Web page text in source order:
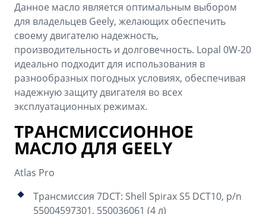
Данное масло является оптимальным выбором
для владельцев Geely, желающих обеспечить
своему двигателю надежность,
производительность и долговечность. Lopal 0W-20
идеально подходит для использования в
разнообразных погодных условиях, обеспечивая
надежную защиту двигателя во всех
эксплуатационных режимах.
ТРАНСМИССИОННОЕ
МАСЛО ДЛЯ GEELY
Atlas Pro
Трансмиссия 7DCT: Shell Spirax S5 DCT10, p/n
55004597301, 550036061 (4 л)